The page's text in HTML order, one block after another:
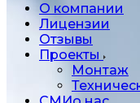
О компании
Лицензии
Отзывы
Проекты
Монтаж